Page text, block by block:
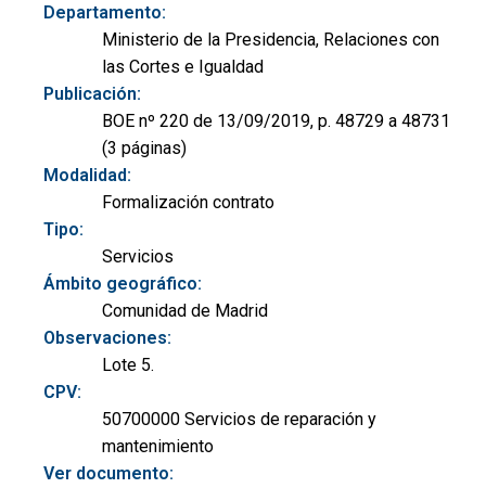
Departamento:
Ministerio de la Presidencia, Relaciones con
las Cortes e Igualdad
Publicación:
BOE nº 220 de 13/09/2019, p. 48729 a 48731
(3 páginas)
Modalidad:
Formalización contrato
Tipo:
Servicios
Ámbito geográfico:
Comunidad de Madrid
Observaciones:
Lote 5.
CPV:
50700000 Servicios de reparación y
mantenimiento
Ver documento: